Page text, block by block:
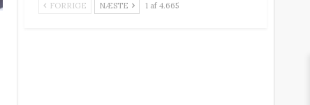
FORRIGE NÆSTE 1 af 4.665